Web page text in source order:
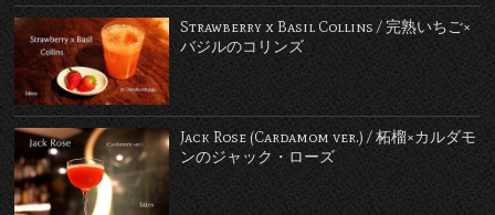
Strawberry x Basil Collins / 完熟いちご×
バジルのコリンズ
Jack Rose (Cardamom ver.) / 柘榴×カルダモ
ンのジャック・ローズ